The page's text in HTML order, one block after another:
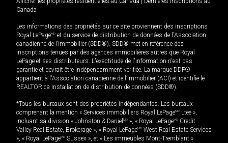
Canada
Les informations des propriétés sur ce site proviennent des inscriptions
Royal LePageMD et du service de distribution de données de l'Association
canadienne de l’immobilier (SDD®). SDD® met en référence des
inscriptions tenues par des agences immobilières autres que Royal
LePage et ses distributeurs. L'exactitude de l'information n'est pas
garantie et devrait être indépendamment vérifiée. La marque DDF®
appartient à l'Association canadienne de l’immobilier (ACI) et identifie le
REALTOR.ca Installation de distribution de données (SDD®).
*Tous les bureaux sont des propriétés indépendantes. Les bureaux
comprenant la mention « Services immobiliers Royal LePageMD Ltée »,
incluant sa division « Johnston & Daniel MD », « Royal LePageMD Credit
Valley Real Estate, Brokerage », « Royal LePageMD West Real Estate Services
», « Royal LePageMD Sussex », et « Les immeubles Mont-Tremblant »